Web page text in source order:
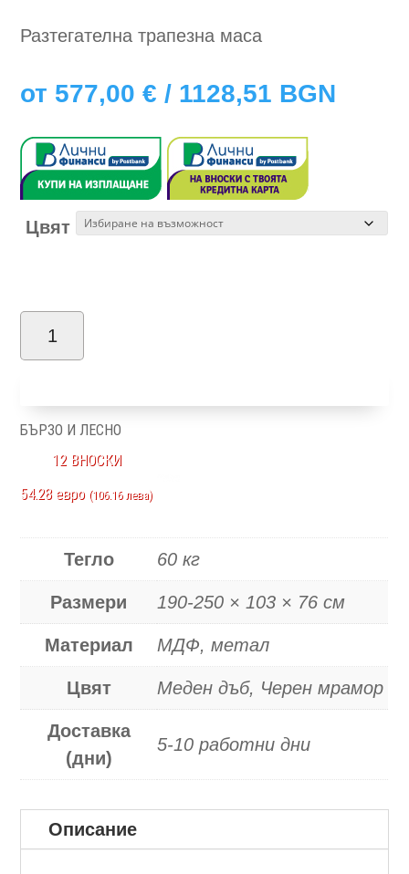
Разтегателна трапезна маса
от 577,00€ / 1128,51 BGN
Цвят
количество
за
БЪРЗО И ЛЕСНО
12 ВНОСКИ
54.28 евро (106.16 лева)
Тегло 60 кг
Размери 190-250 × 103 × 76 см
Материал МДФ, метал
Цвят Меден дъб, Черен мрамор
Доставка
(дни)
5-10 работни дни
Описание